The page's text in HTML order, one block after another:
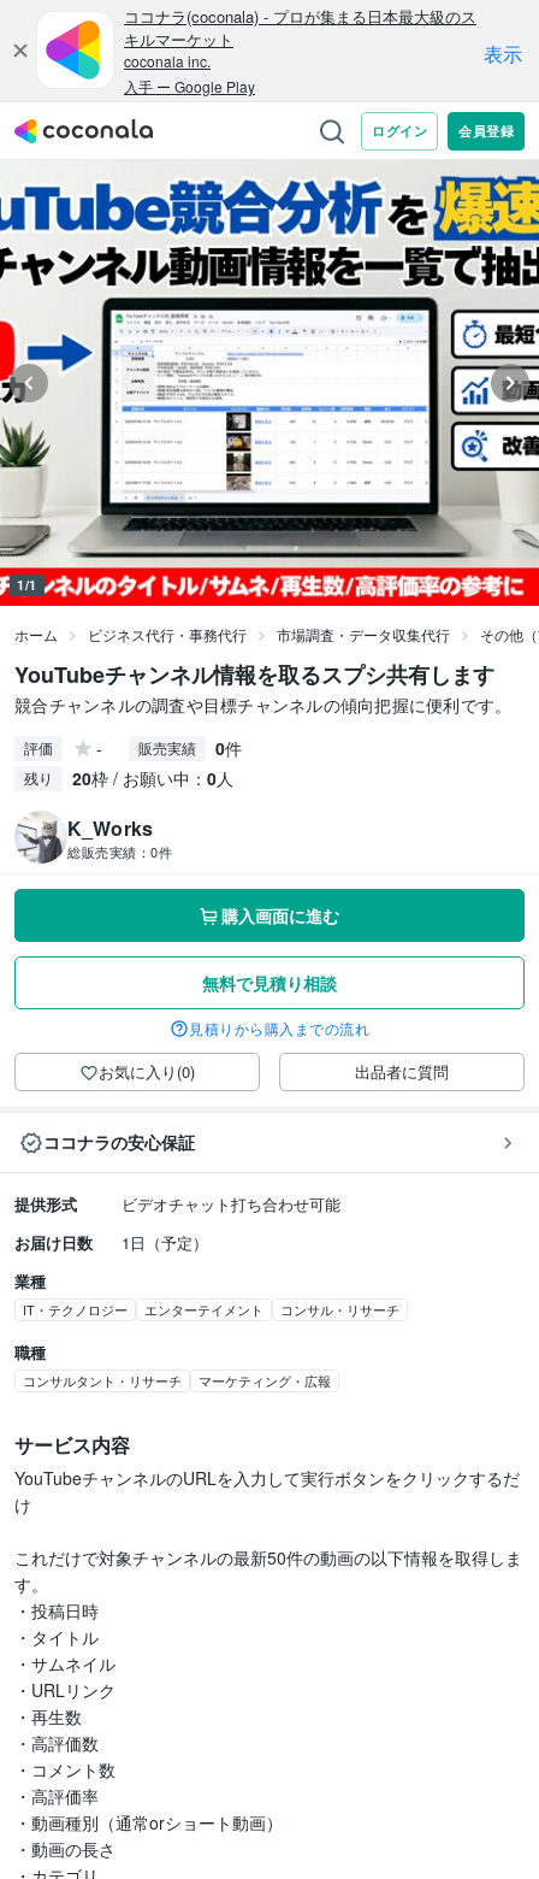
1/1
ホーム ビジネス代行・事務代行 市場調査・データ収集代行 その他
YouTubeチャンネル情報を取るスプシ共有します
競合チャンネルの調査や目標チャンネルの傾向把握に便利です。
評価 - 販売実績 0件
残り 20枠 / お願い中： 0人
K_Works
総販売実績： 0件
購入画面に進む
無料で見積り相談
見積りから購入までの流れ
お気に入り(0) 出品者に質問
ココナラの安心保証
提供形式
ビデオチャット打ち合わせ可能
お届け日数
1日（予定）
業種
IT・テクノロジー エンターテイメント コンサル・リサーチ
職種
コンサルタント・リサーチ マーケティング・広報
サービス内容
YouTubeチャンネルのURLを入力して実行ボタンをクリックするだ
け
これだけで対象チャンネルの最新50件の動画の以下情報を取得しま
す。
・投稿日時
・タイトル
・サムネイル
・URLリンク
・再生数
・高評価数
・コメント数
・高評価率
・動画種別（通常orショート動画）
・動画の長さ